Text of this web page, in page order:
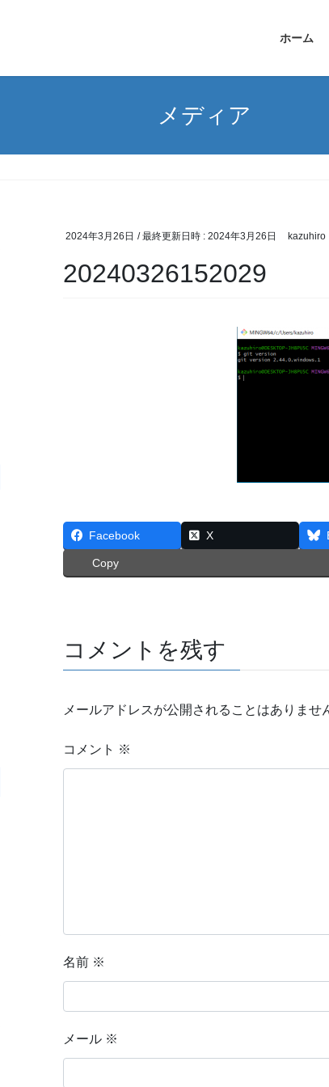
ホーム
メディア
2024年3月26日 / 最終更新日時 : 2024年3月26日 kazuhiro
20240326152029
Facebook X
Copy
コメントを残す
メールアドレスが公開されることはありませ
コメント ※
名前 ※
メール ※